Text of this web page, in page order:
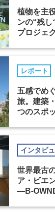
植物を主
ンの“残
プロジェ
レポート
五感でめ
旅。建築
つのスポ
インタビ
世界最古
ア・ビエ
―B-